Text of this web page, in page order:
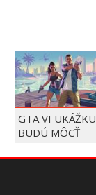
GTA VI UKÁŽKU
BUDÚ MÔCŤ
OKAMŽITE